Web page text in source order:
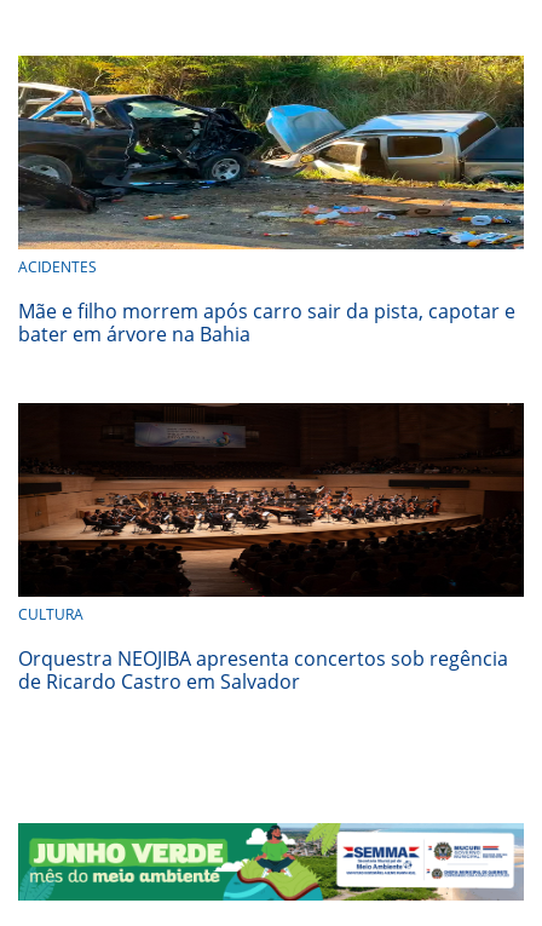
ACIDENTES
Mãe e filho morrem após carro sair da pista, capotar e
bater em árvore na Bahia
CULTURA
Orquestra NEOJIBA apresenta concertos sob regência
de Ricardo Castro em Salvador